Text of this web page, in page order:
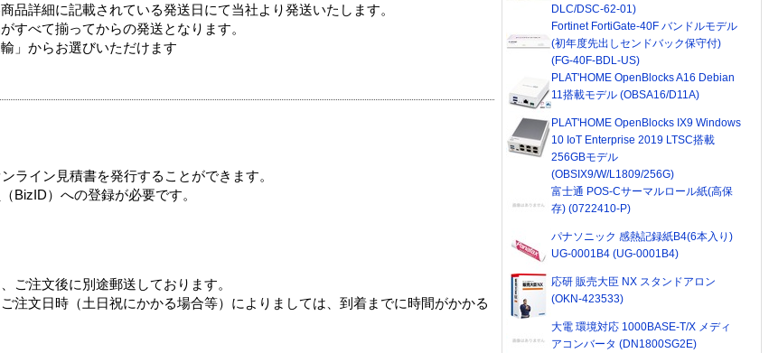
品詳細に記載されている発送日にて当社より発送いたします。
すべて揃ってからの発送となります。
」からお選びいただけます
ライン見積書を発行することができます。
BizID）への登録が必要です。
ご注文後に別途郵送しております。
注文日時（土日祝にかかる場合等）によりましては、到着までに時間がかかる
DLC/DSC-62-01)
Fortinet FortiGate-40F バンドルモデル
(初年度先出しセンドバック保守付)
(FG-40F-BDL-US)
PLAT'HOME OpenBlocks A16 Debian
11搭載モデル (OBSA16/D11A)
PLAT'HOME OpenBlocks IX9 Windows
10 IoT Enterprise 2019 LTSC搭載
256GBモデル
(OBSIX9/W/L1809/256G)
富士通 POS-Cサーマルロール紙(高保
存) (0722410-P)
パナソニック 感熱記録紙B4(6本入り)
UG-0001B4 (UG-0001B4)
応研 販売大臣 NX スタンドアロン
(OKN-423533)
大電 環境対応 1000BASE-T/X メディ
アコンバータ (DN1800SG2E)